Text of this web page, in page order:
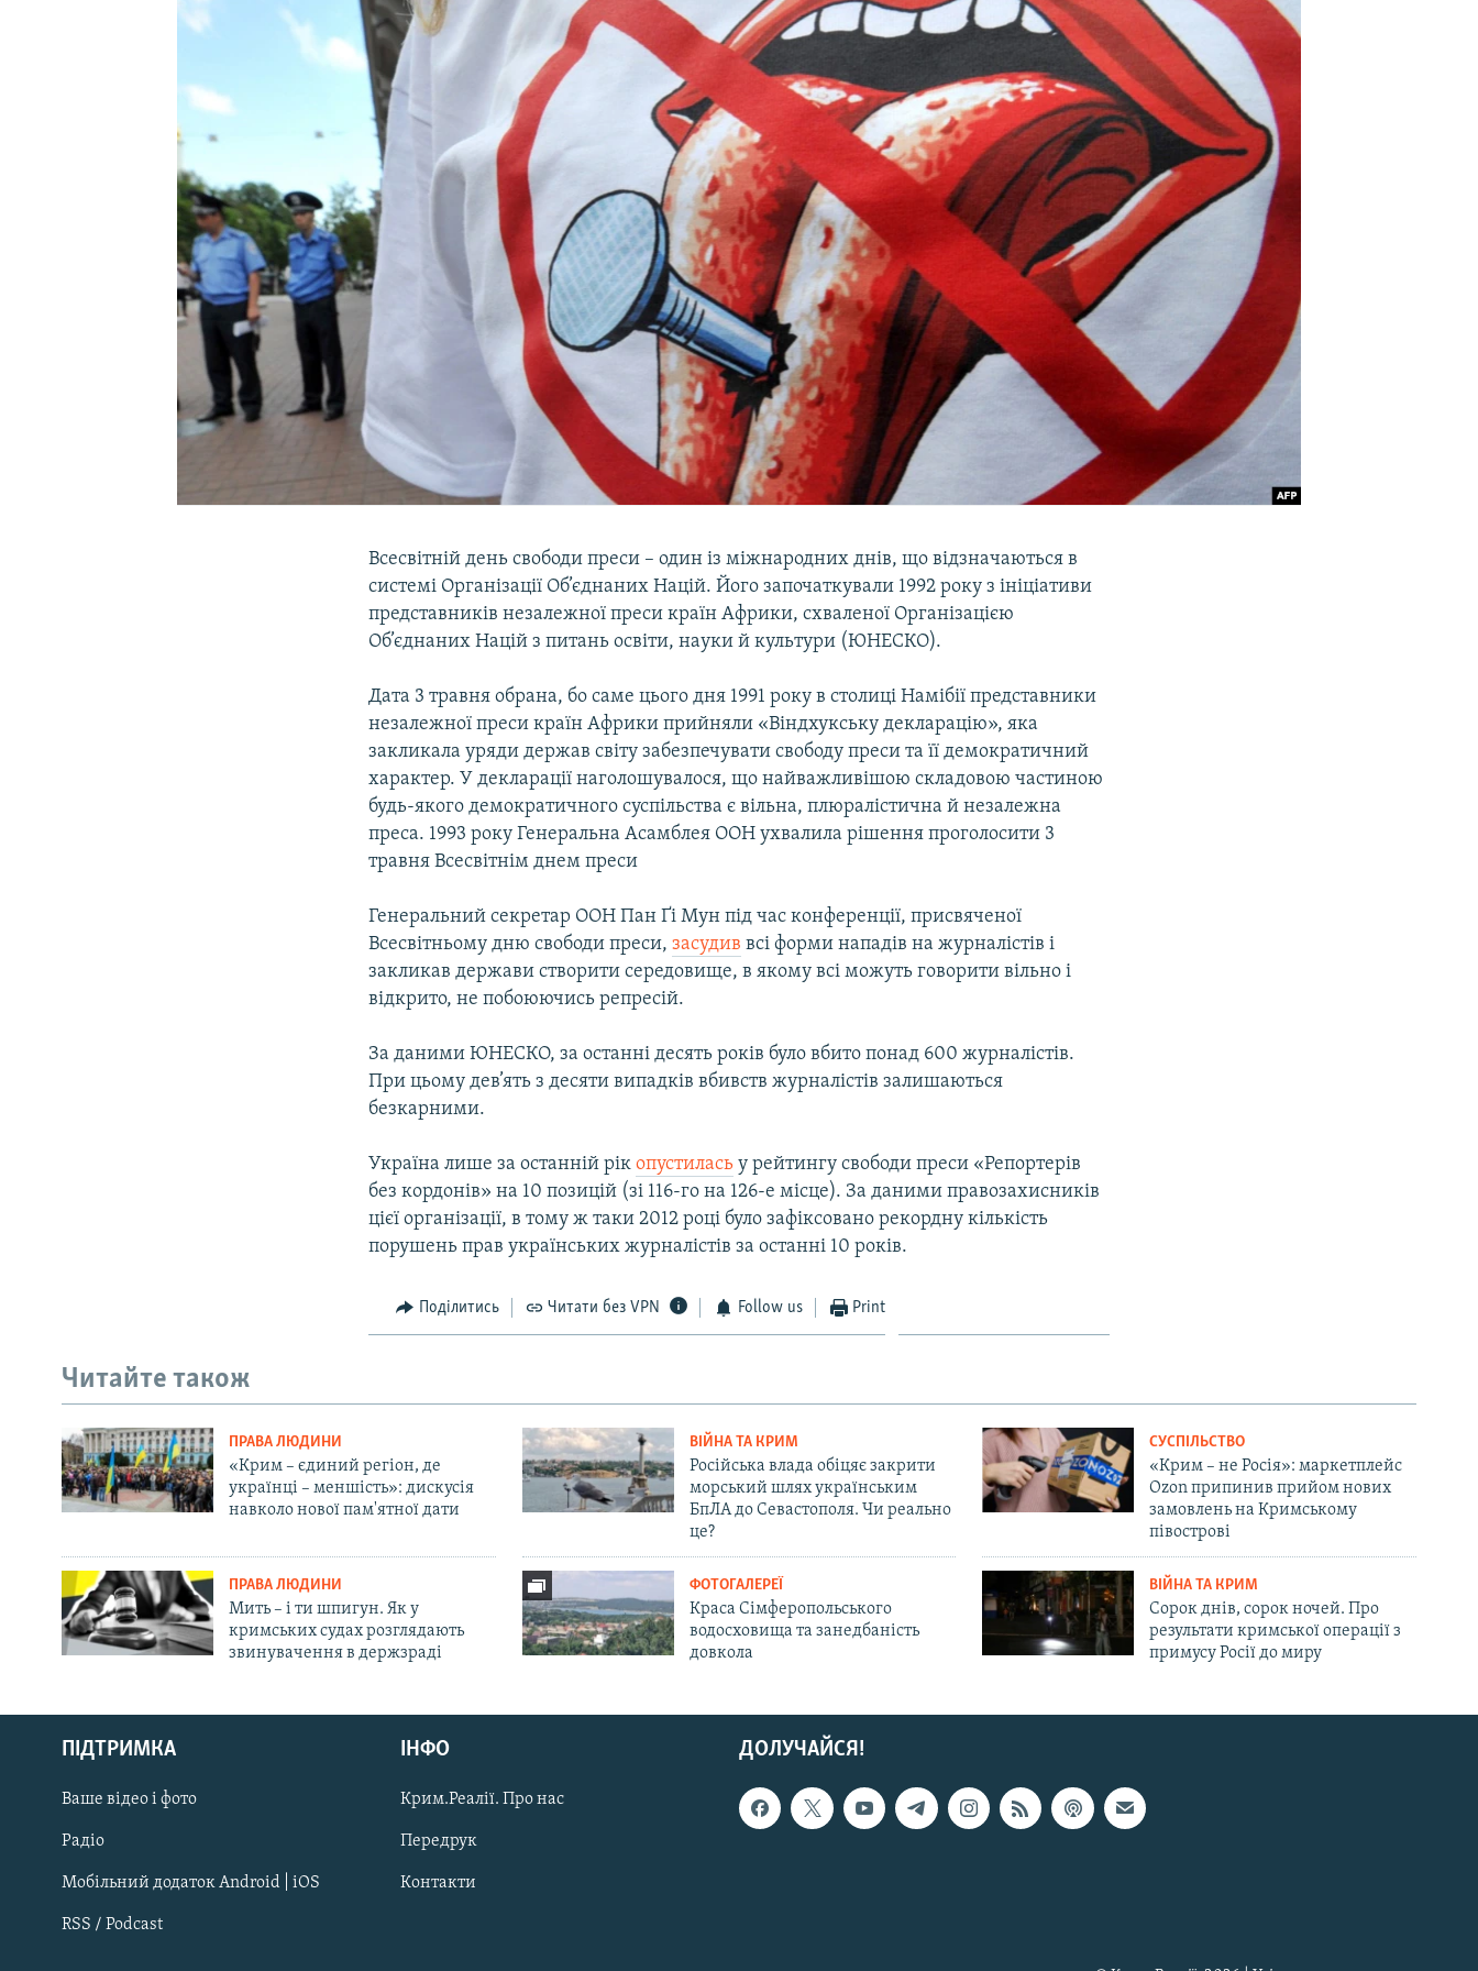
УКРАЇНСЬКА ПРОБЛЕМА КРИМУ
Русский
Qırımtatar
ДОЛУЧАЙСЯ!
Всесвітній день свободи преси – один із міжнародних днів, що відзначаються в
системі Організації Об’єднаних Націй. Його започаткували 1992 року з ініціативи
представників незалежної преси країн Африки, схваленої Організацією
Об’єднаних Націй з питань освіти, науки й культури (ЮНЕСКО).
Дата 3 травня обрана, бо саме цього дня 1991 року в столиці Намібії представники
незалежної преси країн Африки прийняли «Віндхукську декларацію», яка
закликала уряди держав світу забезпечувати свободу преси та її демократичний
характер. У декларації наголошувалося, що найважливішою складовою частиною
будь-якого демократичного суспільства є вільна, плюралістична й незалежна
преса. 1993 року Генеральна Асамблея ООН ухвалила рішення проголосити 3
травня Всесвітнім днем преси
Генеральний секретар ООН Пан Ґі Мун під час конференції, присвяченої
Всесвітньому дню свободи преси,засудив всі форми нападів на журналістів і
закликав держави створити середовище, в якому всі можуть говорити вільно і
відкрито, не побоюючись репресій.
За даними ЮНЕСКО, за останні десять років було вбито понад 600 журналістів.
При цьому дев’ять з десяти випадків вбивств журналістів залишаються
безкарними.
Україна лише за останній рікопустилась у рейтингу свободи преси «Репортерів
без кордонів» на 10 позицій (зі 116-го на 126-е місце). За даними правозахисників
цієї організації, в тому ж таки 2012 році було зафіксовано рекордну кількість
порушень прав українських журналістів за останні 10 років.
Поділитись Читати без VPN Follow us Print
Читайте також
ПРАВА ЛЮДИНИ
«Крим – єдиний регіон, де
українці – меншість»: дискусія
навколо нової пам'ятної дати
ВІЙНА ТА КРИМ
Російська влада обіцяє закрити
морський шлях українським
БпЛА до Севастополя. Чи реально
це?
СУСПІЛЬСТВО
«Крим – не Росія»: маркетплейс
Ozon припинив прийом нових
замовлень на Кримському
півострові
ПРАВА ЛЮДИНИ
Мить – і ти шпигун. Як у
кримських судах розглядають
звинувачення в держзраді
ФОТОГАЛЕРЕЇ
Краса Сімферопольського
водосховища та занедбаність
довкола
ВІЙНА ТА КРИМ
Сорок днів, сорок ночей. Про
результати кримської операції з
примусу Росії до миру
ДОЛУЧАЙСЯ!
ПІДТРИМКА
Ваше відео і фото
Радіо
Мобільний додаток Android | iOS
RSS / Podcast
ІНФО
Крим.Реалії. Про нас
Передрук
Контакти